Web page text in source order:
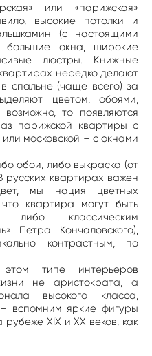
или «парижская»
высокие потолки и
(с настоящими
окна, широкие
люстры. Книжные
нередко делают
спальне (чаще всего) за
цветом, обоями,
то появляются
парижской квартиры с
московской – с окнами
обои, либо выкраска (от
квартирах важен
мы нация цветных
квартира могут быть
либо классическим
Петра Кончаловского),
контрастным, по
типе интерьеров
не аристократа, а
высокого класса,
вспомним яркие фигуры
XIX и XX веков, как